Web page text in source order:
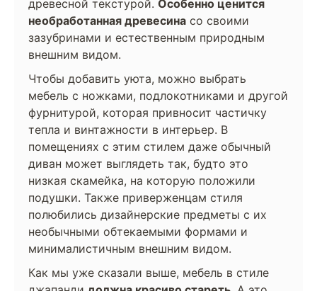
древесной текстурой. Особенно ценится
необработанная древесина со своими
зазубринами и естественным природным
внешним видом.
Чтобы добавить уюта, можно выбрать
мебель с ножками, подлокотниками и другой
фурнитурой, которая привносит частичку
тепла и винтажности в интерьер. В
помещениях с этим стилем даже обычный
диван может выглядеть так, будто это
низкая скамейка, на которую положили
подушки. Также приверженцам стиля
полюбились дизайнерские предметы с их
необычными обтекаемыми формами и
минималистичным внешним видом.
Как мы уже сказали выше, мебель в стиле